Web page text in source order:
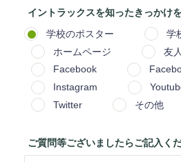
イントラックスを知ったきっかけ
学校のポスター
学
ホームページ
友人
Facebook
Instagram
Twitter
その他
ご質問等ございましたらご記入く